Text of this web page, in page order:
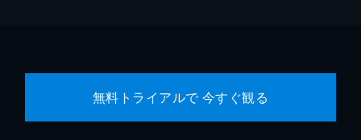
無料トライアルで 今すぐ観る